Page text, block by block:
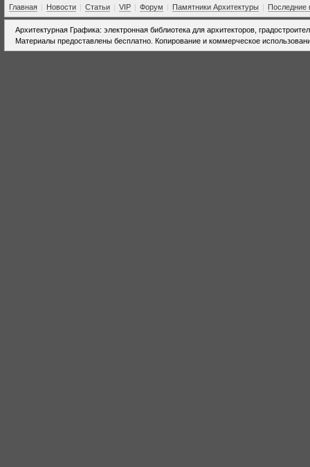
Главная | Новости | Статьи | VIP | Форум | Памятники Архитектуры | Последние
Архитектурная Графика: электронная библиотека для архитекторов,
Материалы предоставлены бесплатно. Копирование и коммерческое